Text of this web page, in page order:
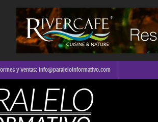
y Ventas: info@paraleloinformativo.com